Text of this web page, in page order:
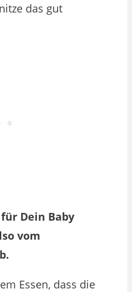
das gut
Dein Baby
vom
Essen, dass die